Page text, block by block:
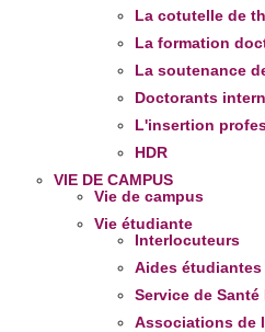
La cotutelle de
La formation
La soutenance
Doctorants
L'insertion
HDR
VIE DE CAMPUS
Vie de campus
Vie étudiante
Interlocuteurs
Aides étudiantes
Service de
Associations de